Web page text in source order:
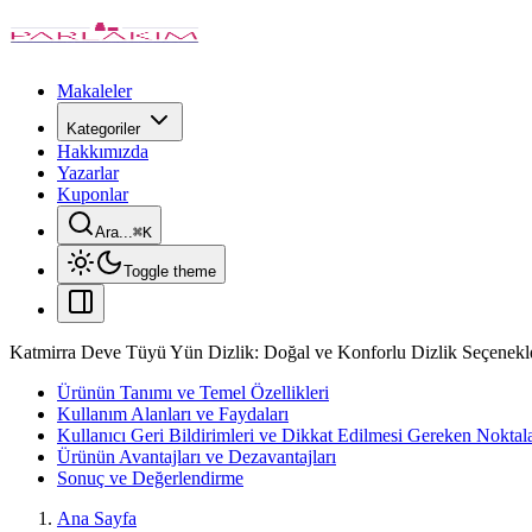
Makaleler
Kategoriler
Hakkımızda
Yazarlar
Kuponlar
Ara...⌘K
Toggle theme
Katmirra Deve Tüyü Yün Dizlik: Doğal ve Konforlu Dizlik
Ürünün Tanımı ve Temel Özellikleri
Kullanım Alanları ve Faydaları
Kullanıcı Geri Bildirimleri ve Dikkat Edilmesi Gereken
Ürünün Avantajları ve Dezavantajları
Sonuç ve Değerlendirme
Ana Sayfa